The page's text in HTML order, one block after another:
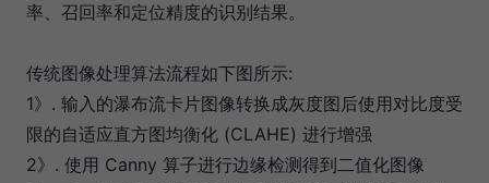
率、召回率和定位精度的识别结果。
传统图像处理算法流程如下图所示:
1》. 输入的瀑布流卡片图像转换成灰度图后使用对比度受
限的自适应直方图均衡化 (CLAHE) 进行增强
2》. 使用 Canny 算子进行边缘检测得到二值化图像